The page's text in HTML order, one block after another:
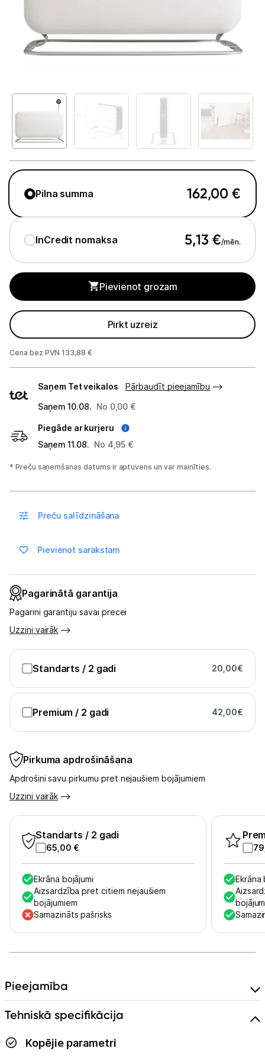
Viedierīces
Mazā tehnika
Kafijas pagatavošana
Mazā virtuves tehnika
Klimata iekārtas
Gaisa sildītāji
Gaisa mitrinātāji un aromatizētāji
Gaisa sausinātāji
Ventilatori
Meteoroloģiskās stacijas
Klimata iekārtu aksesuāri
Sports un atpūta
Blogs
Piegāde un apmaksa
Uzņēmumiem
Tet pakalpojumi
Kontakti
Pilna summa 162,00 €
InCredit nomaksa 5,13 €/mēn.
Pievienot grozam
Pirkt uzreiz
Cena bez PVN 133,88 €
veidi
Saņem Tet veikalos
Pārbaudīt pieejamību
Saņem 10.08. No 0,00 €
Piegāde ar kurjeru
Saņem 11.08. No 4,95 €
* Preču saņemšanas datums ir aptuvens un var mainīties.
Preču salīdzināšana
Pievienot sarakstam
Pirkuma apdrošināšana
Apdrošini savu pirkumu pret nejaušiem bojājumiem
Uzzini vairāk
Standarts / 2 gadi
65,00 €
Ekrāna bojājumi
Aizsardzība pret citiem nejaušiem
bojājumiem
Samazināts pašrisks
Ekrāna
Pagarinātā garantija
Pagarini garantiju savai precei
Uzzini vairāk
Standarts / 2 gadi 20,00€
Premium / 2 gadi 42,00€
Pieejamība
Tehniskā specifikācija
Kopējie parametri